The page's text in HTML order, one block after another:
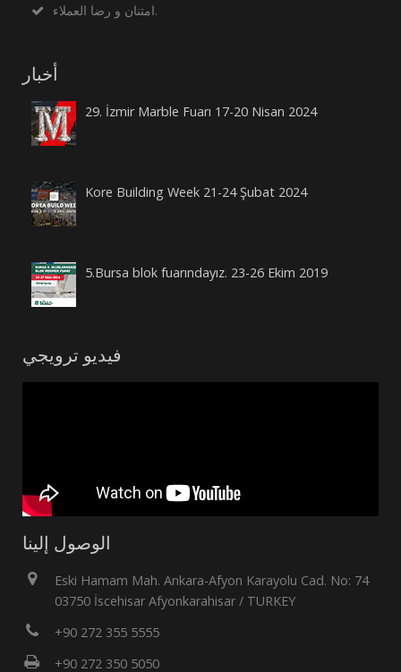
امتنان و رضا العملاء.
أخبار
29. İzmir Marble Fuarı 17-20 Nisan 2024
Kore Building Week 21-24 Şubat 2024
5.Bursa blok fuarındayız. 23-26 Ekim 2019
فيديو ترويجي
الوصول إلينا
Eski Hamam Mah. Ankara-Afyon Karayolu Cad. No: 74
03750 İscehisar Afyonkarahisar / TURKEY
+90 272 355 5555
+90 272 350 5050